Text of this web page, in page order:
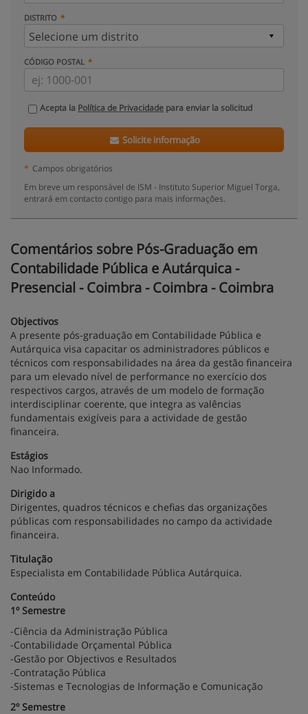
DISTRITO
CÓDIGO POSTAL
Acepta la Política de Privacidade para enviar la solicitud
Solicite informação
* Campos obrigatórios
Em breve um responsável de ISM - Instituto Superior Miguel Torga,
entrará em contacto contigo para mais informações.
Comentários sobre Pós-Graduação em
Contabilidade Pública e Autárquica -
Presencial - Coimbra - Coimbra - Coimbra
Objectivos
A presente pós-graduação em Contabilidade Pública e
Autárquica visa capacitar os administradores públicos e
técnicos com responsabilidades na área da gestão financeira
para um elevado nível de performance no exercício dos
respectivos cargos, através de um modelo de formação
interdisciplinar coerente, que integra as valências
fundamentais exigíveis para a actividade de gestão
financeira.
Estágios
Nao Informado.
Dirigido a
Dirigentes, quadros técnicos e chefias das organizações
públicas com responsabilidades no campo da actividade
financeira.
Titulação
Especialista em Contabilidade Pública Autárquica.
Conteúdo
1º Semestre
-Ciência da Administração Pública
-Contabilidade Orçamental Pública
-Gestão por Objectivos e Resultados
-Contratação Pública
-Sistemas e Tecnologias de Informação e Comunicação
2º Semestre